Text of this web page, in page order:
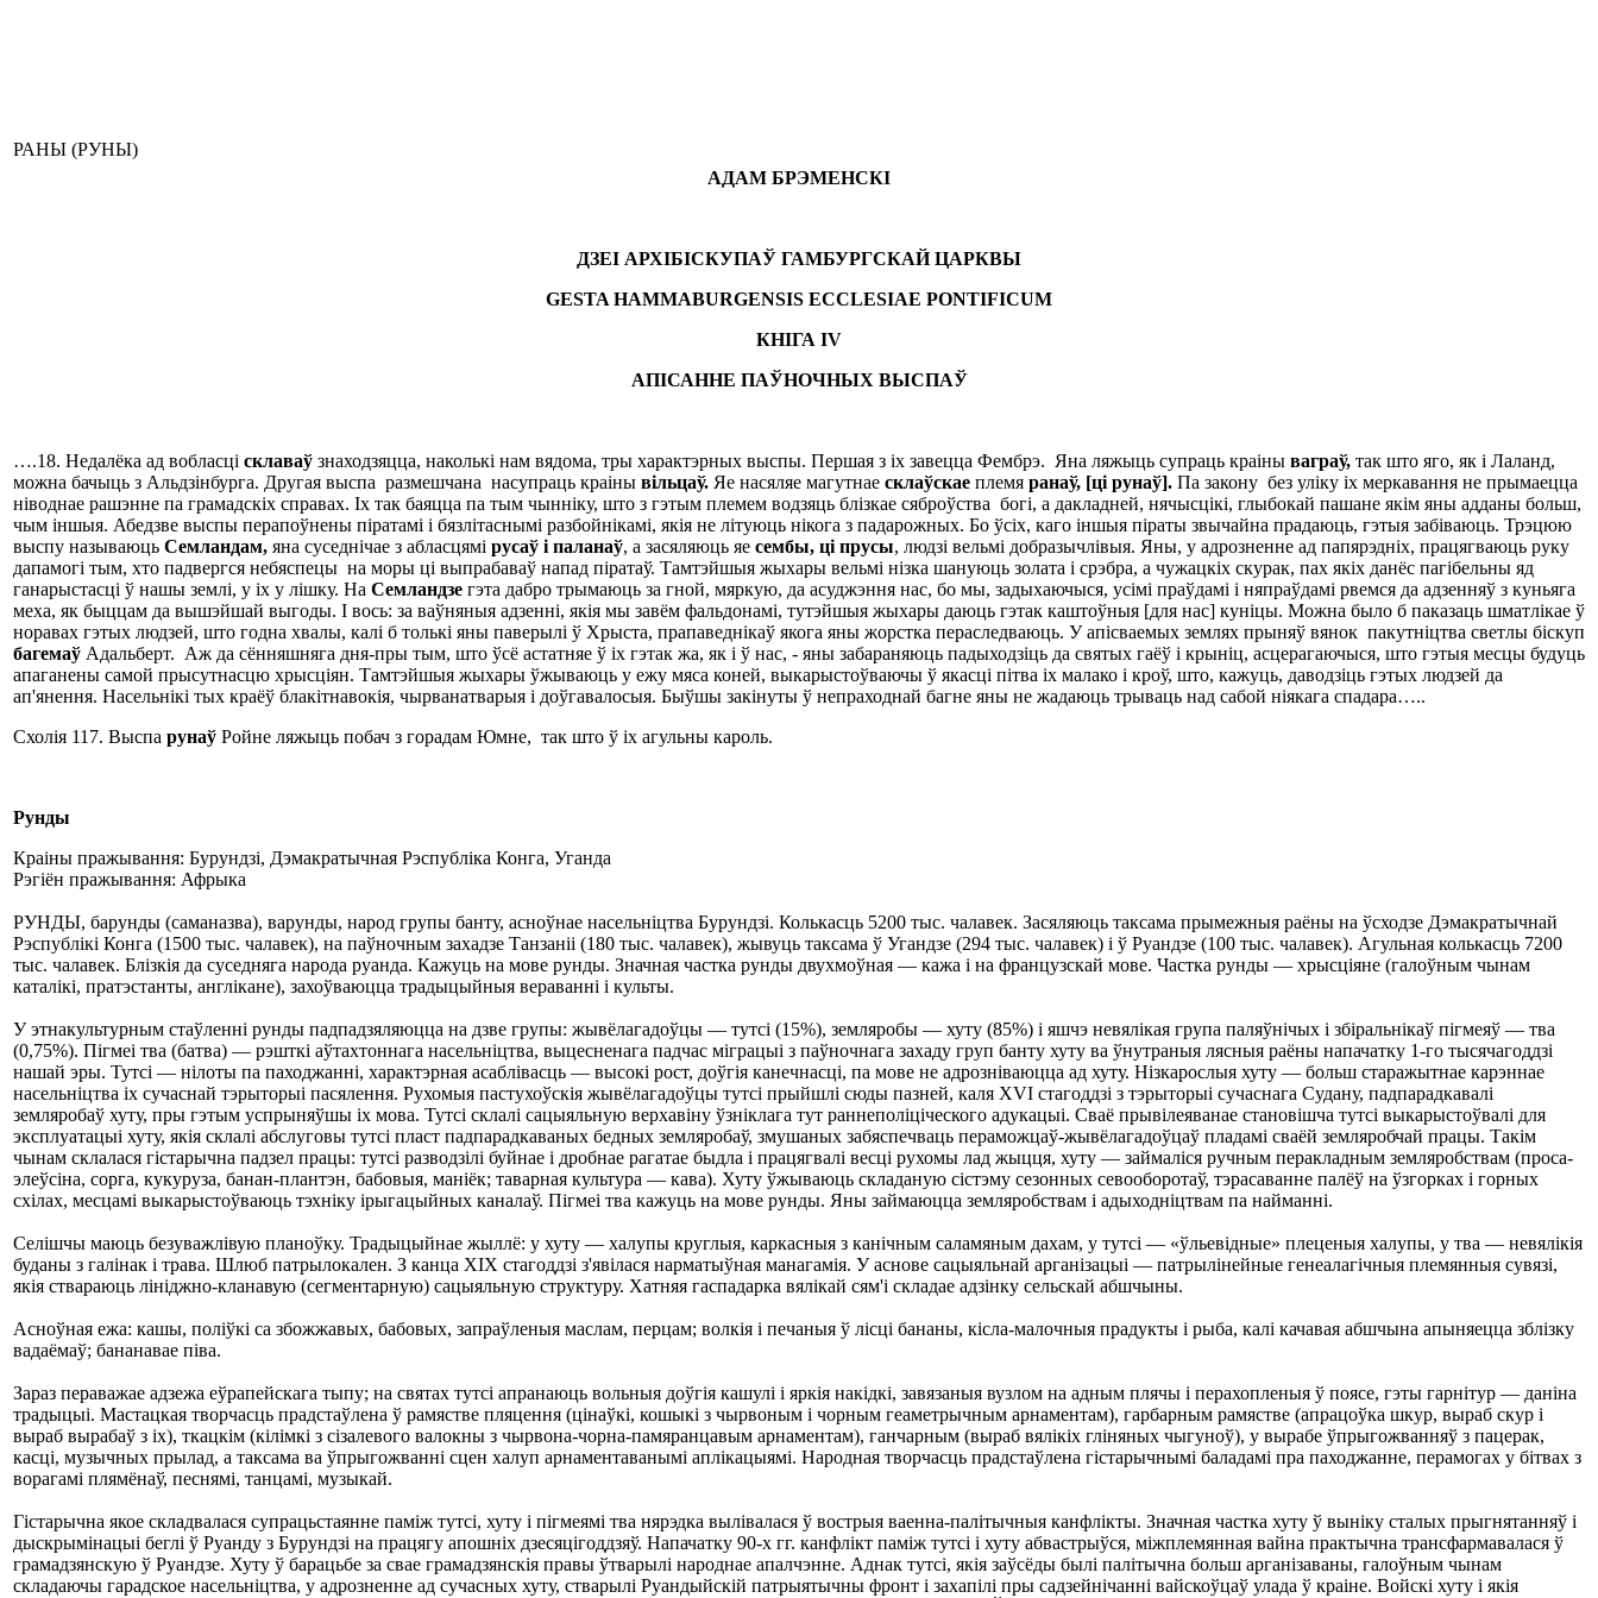
РАНЫ (РУНЫ)
AДАМ БРЭМЕНСКІ
ДЗЕІ АРХІБІСКУПАЎ ГАМБУРГСКАЙ ЦАРКВЫ
GESTA HAMMABURGENSIS ECCLESIAE PONTIFICUM
КНІГА IV
АПІСАННЕ ПАЎНОЧНЫХ ВЫСПАЎ
….18. Недалёка ад вобласці склаваў знаходзяцца, наколькі нам вядома, тры характэрных выспы. Першая з іх завецца Фембрэ. Яна ляжыць супраць краіны ваграў, так што яго, як і Лаланд,
можна бачыць з Альдзінбурга. Другая выспа размешчана насупраць краіны вільцаў. Яе насяляе магутнае склаўскае племя ранаў, [ці рунаў]. Па закону без уліку іх меркавання не прымаецца
ніводнае рашэнне па грамадскіх справах. Іх так баяцца па тым чынніку, што з гэтым племем водзяць блізкае сяброўства богі, а дакладней, нячысцікі, глыбокай пашане якім яны адданы больш,
чым іншыя. Абедзве выспы перапоўнены піратамі і бязлітаснымі разбойнікамі, якія не літуюць нікога з падарожных. Бо ўсіх, каго іншыя піраты звычайна прадаюць, гэтыя забіваюць. Трэцюю
выспу называюць Семландам, яна суседнічае з абласцямі русаў і паланаў, а засяляюць яе сембы, ці прусы, людзі вельмі добразычлівыя. Яны, у адрозненне ад папярэдніх, працягваюць руку
дапамогі тым, хто падвергся небяспецы на моры ці выпрабаваў напад піратаў. Тамтэйшыя жыхары вельмі нізка шануюць золата і срэбра, а чужацкіх скурак, пах якіх данёс пагібельны яд
ганарыстасці ў нашы землі, у іх у лішку. На Семландзе гэта дабро трымаюць за гной, мяркую, да асуджэння нас, бо мы, задыхаючыся, усімі праўдамі і няпраўдамі рвемся да адзенняў з куньяга
меха, як быццам да вышэйшай выгоды. І вось: за ваўняныя адзенні, якія мы завём фальдонамі, тутэйшыя жыхары даюць гэтак каштоўныя [для нас] куніцы. Можна было б паказаць шматлікае ў
норавах гэтых людзей, што годна хвалы, калі б толькі яны паверылі ў Хрыста, прапаведнікаў якога яны жорстка пераследваюць. У апісваемых землях прыняў вянок пакутніцтва светлы біскуп
багемаў Адальберт. Аж да сённяшняга дня-пры тым, што ўсё астатняе ў іх гэтак жа, як і ў нас, - яны забараняюць падыходзіць да святых гаёў і крыніц, асцерагаючыся, што гэтыя месцы будуць
апаганены самой прысутнасцю хрысціян. Тамтэйшыя жыхары ўжываюць у ежу мяса коней, выкарыстоўваючы ў якасці пітва іх малако і кроў, што, кажуць, даводзіць гэтых людзей да
ап'янення. Насельнікі тых краёў блакітнавокія, чырванатварыя і доўгавалосыя. Быўшы закінуты ў непраходнай багне яны не жадаюць трываць над сабой ніякага спадара…..
Схолія 117. Выспа рунаў Ройне ляжыць побач з горадам Юмне, так што ў іх агульны кароль.
Рунды
Краіны пражывання: Бурундзі, Дэмакратычная Рэспубліка Конга, Уганда
Рэгіён пражывання: Афрыка
РУНДЫ, барунды (саманазва), варунды, народ групы банту, асноўнае насельніцтва Бурундзі. Колькасць 5200 тыс. чалавек. Засяляюць таксама прымежныя раёны на ўсходзе Дэмакратычнай
Рэспублікі Конга (1500 тыс. чалавек), на паўночным захадзе Танзаніі (180 тыс. чалавек), жывуць таксама ў Угандзе (294 тыс. чалавек) і ў Руандзе (100 тыс. чалавек). Агульная колькасць 7200
тыс. чалавек. Блізкія да суседняга народа руанда. Кажуць на мове рунды. Значная частка рунды двухмоўная — кажа і на французскай мове. Частка рунды — хрысціяне (галоўным чынам
каталікі, пратэстанты, англікане), захоўваюцца традыцыйныя вераванні і культы.
У этнакультурным стаўленні рунды падпадзяляюцца на дзве групы: жывёлагадоўцы — тутсі (15%), земляробы — хуту (85%) і яшчэ невялікая група паляўнічых і збіральнікаў пігмеяў — тва
(0,75%). Пігмеі тва (батва) — рэшткі аўтахтоннага насельніцтва, выцесненага падчас міграцыі з паўночнага захаду груп банту хуту ва ўнутраныя лясныя раёны напачатку 1-го тысячагоддзі
нашай эры. Тутсі — нілоты па паходжанні, характэрная асаблівасць — высокі рост, доўгія канечнасці, па мове не адрозніваюцца ад хуту. Нізкарослыя хуту — больш старажытнае карэннае
насельніцтва іх сучаснай тэрыторыі пасялення. Рухомыя пастухоўскія жывёлагадоўцы тутсі прыйшлі сюды пазней, каля XVI стагоддзі з тэрыторыі сучаснага Судану, падпарадкавалі
земляробаў хуту, пры гэтым успрыняўшы іх мова. Тутсі склалі сацыяльную верхавіну ўзніклага тут раннеполіціческого адукацыі. Сваё прывілеяванае становішча тутсі выкарыстоўвалі для
эксплуатацыі хуту, якія склалі абслуговы тутсі пласт падпарадкаваных бедных земляробаў, змушаных забяспечваць пераможцаў-жывёлагадоўцаў пладамі сваёй земляробчай працы. Такім
чынам склалася гістарычна падзел працы: тутсі разводзілі буйнае і дробнае рагатае быдла і працягвалі весці рухомы лад жыцця, хуту — займаліся ручным перакладным земляробствам (проса-
элеўсіна, сорга, кукуруза, банан-плантэн, бабовыя, маніёк; таварная культура — кава). Хуту ўжываюць складаную сістэму сезонных севооборотаў, тэрасаванне палёў на ўзгорках і горных
схілах, месцамі выкарыстоўваюць тэхніку ірыгацыйных каналаў. Пігмеі тва кажуць на мове рунды. Яны займаюцца земляробствам і адыходніцтвам па найманні.
Селішчы маюць безуважлівую планоўку. Традыцыйнае жыллё: у хуту — халупы круглыя, каркасныя з канічным саламяным дахам, у тутсі — «ўльевідные» плеценыя халупы, у тва — невялікія
буданы з галінак і трава. Шлюб патрылокален. З канца XIX стагоддзі з'явілася нарматыўная манагамія. У аснове сацыяльнай арганізацыі — патрылінейные генеалагічныя племянныя сувязі,
якія ствараюць лініджно-кланавую (сегментарную) сацыяльную структуру. Хатняя гаспадарка вялікай сям'і складае адзінку сельскай абшчыны.
Асноўная ежа: кашы, поліўкі са збожжавых, бабовых, запраўленыя маслам, перцам; волкія і печаныя ў лісці бананы, кісла-малочныя прадукты і рыба, калі качавая абшчына апыняецца зблізку
вадаёмаў; бананавае піва.
Зараз пераважае адзежа еўрапейскага тыпу; на святах тутсі апранаюць вольныя доўгія кашулі і яркія накідкі, завязаныя вузлом на адным плячы і перахопленыя ў поясе, гэты гарнітур — даніна
традыцыі. Мастацкая творчасць прадстаўлена ў рамястве пляцення (цінаўкі, кошыкі з чырвоным і чорным геаметрычным арнаментам), гарбарным рамястве (апрацоўка шкур, выраб скур і
выраб вырабаў з іх), ткацкім (кілімкі з сізалевого валокны з чырвона-чорна-памяранцавым арнаментам), ганчарным (выраб вялікіх гліняных чыгуноў), у вырабе ўпрыгожванняў з пацерак,
касці, музычных прылад, а таксама ва ўпрыгожванні сцен халуп арнаментаванымі аплікацыямі. Народная творчасць прадстаўлена гістарычнымі баладамі пра паходжанне, перамогах у бітвах з
ворагамі плямёнаў, песнямі, танцамі, музыкай.
Гістарычна якое складвалася супрацьстаянне паміж тутсі, хуту і пігмеямі тва нярэдка вылівалася ў вострыя ваенна-палітычныя канфлікты. Значная частка хуту ў выніку сталых прыгнятанняў і
дыскрымінацыі беглі ў Руанду з Бурундзі на працягу апошніх дзесяцігоддзяў. Напачатку 90-х гг. канфлікт паміж тутсі і хуту абвастрыўся, міжплемянная вайна практычна трансфармавалася ў
грамадзянскую ў Руандзе. Хуту ў барацьбе за свае грамадзянскія правы ўтварылі народнае апалчэнне. Аднак тутсі, якія заўсёды былі палітычна больш арганізаваны, галоўным чынам
складаючы гарадское насельніцтва, у адрозненне ад сучасных хуту, стварылі Руандыйскій патрыятычны фронт і захапілі пры садзейнічанні вайскоўцаў улада ў краіне. Войскі хуту і якія